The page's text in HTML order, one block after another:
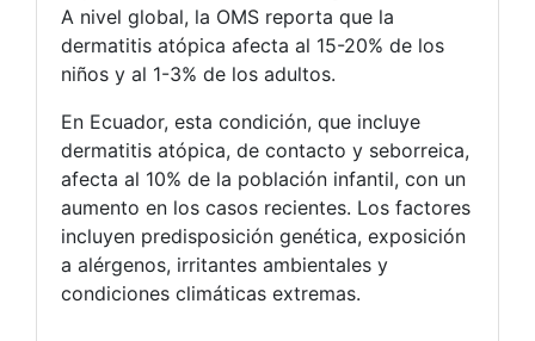
A nivel global, la OMS reporta que la
dermatitis atópica afecta al 15-20% de los
niños y al 1-3% de los adultos.
En Ecuador, esta condición, que incluye
dermatitis atópica, de contacto y seborreica,
afecta al 10% de la población infantil, con un
aumento en los casos recientes. Los factores
incluyen predisposición genética, exposición
a alérgenos, irritantes ambientales y
condiciones climáticas extremas.